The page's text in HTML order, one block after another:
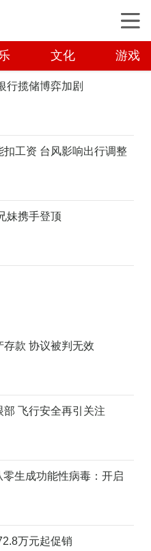
文化 游戏
行揽储博弈加剧
扣工资 台风影响出行调整
妹携手登顶
款 协议被判无效
飞行安全再引关注
生成功能性病毒：开启
万元起促销